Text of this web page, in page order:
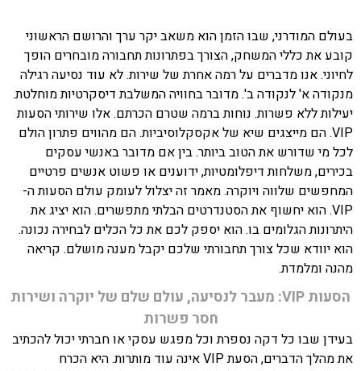
בעולם המודרני, שבו הזמן הוא משאב יקר ערך והרושם הראשוני
קובע את כללי המשחק, הצורך בפתרונות תחבורה מובחרים הופך
לחיוני. אנו מדברים על רמה אחרת של שירות. לא עוד נסיעה רגילה
מנקודה א' לנקודה ב'. מדובר בחוויה המשלבת דיסקרטיות מוחלטת.
יעילות ללא פשרות. נוחות ברמה שטרם הכרתם. אלו שירותי הסעות
VIP. הם מייצגים שיא של אקסקלוסיביות. הם מהווים פתרון הולם
לכל מי שדורש את הטוב ביותר. בין אם מדובר באנשי עסקים
בכירים, משלחות דיפלומטיות, ידוענים או פשוט אנשים פרטיים
המחפשים שלווה ויוקרה. מאמר זה יצלול לעומק עולם הסעות ה-
VIP. הוא יחשוף את הסטנדרטים הבלתי מתפשרים. הוא יציג את
היתרונות הגלומים בו. הוא יספק לכם את כל הכלים לבחירה נכונה.
הוא יוודא שכל צורך תחבורתי שלכם יקבל מענה מושלם. קריאה
מהנה ומלמדת.
הסעות VIP: מעבר לנסיעה, עולם שלם של יוקרה ושירות
חסר פשרות
בעידן שבו כל דקה נספרת וכל מפגש עסקי או חברתי יכול להכתיב
את מהלך הדברים, הסעת VIP אינה עוד מותרות. היא הכרח